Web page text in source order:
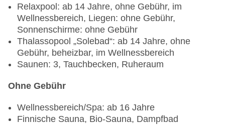
Relaxpool: ab 14 Jahre, ohne Gebühr, im
Wellnessbereich, Liegen: ohne Gebühr,
Sonnenschirme: ohne Gebühr
Thalassopool „Solebad“: ab 14 Jahre, ohne
Gebühr, beheizbar, im Wellnessbereich
Saunen: 3, Tauchbecken, Ruheraum
Ohne Gebühr
Wellnessbereich/Spa: ab 16 Jahre
Finnische Sauna, Bio-Sauna, Dampfbad